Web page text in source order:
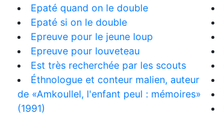
Epaté quand on le double
Epaté si on le double
Epreuve pour le jeune loup
Epreuve pour louveteau
Est très recherchée par les scouts
Éthnologue et conteur malien, auteur
de «Amkoullel, l'enfant peul : mémoires»
(1991)